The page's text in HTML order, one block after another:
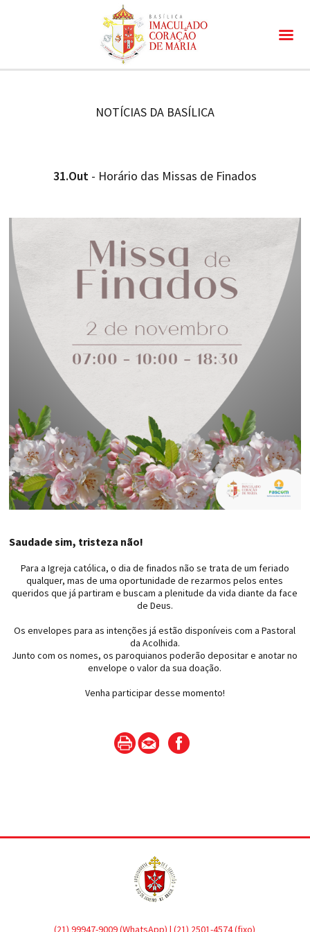
NOTÍCIAS DA BASÍLICA
31.Out - Horário das Missas de Finados
Saudade sim, tristeza não!
Para a Igreja católica, o dia de finados não se trata de um feriado
qualquer, mas de uma oportunidade de rezarmos pelos entes
queridos que já partiram e buscam a plenitude da vida diante da face
de Deus.
Os envelopes para as intenções já estão disponíveis com a Pastoral
da Acolhida.
Junto com os nomes, os paroquianos poderão depositar e anotar no
envelope o valor da sua doação.
Venha participar desse momento!
(21) 99947-9009 (WhatsApp) | (21) 2501-4574 (fixo)